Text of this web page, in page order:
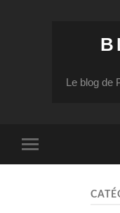
Le blog de
mobile